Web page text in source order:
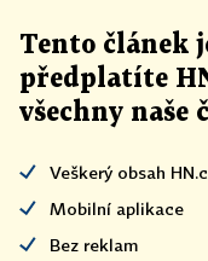
Tento článek
předplatíte
všechny naše
Veškerý obsah
Mobilní aplikace
Bez reklam